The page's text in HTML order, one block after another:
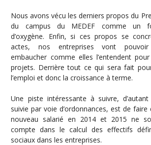
Nous avons vécu les derniers propos du
du campus du MEDEF comme un
d’oxygène. Enfin, si ces propos se
actes, nos entreprises vont
embaucher comme elles l’entendent
projets. Derrière tout ce qui sera fait
l’emploi et donc la croissance à terme.
Une piste intéressante à suivre,
suivie par voie d’ordonnances, est de
nouveau salarié en 2014 et 2015 ne
compte dans le calcul des effectifs
sociaux dans les entreprises.